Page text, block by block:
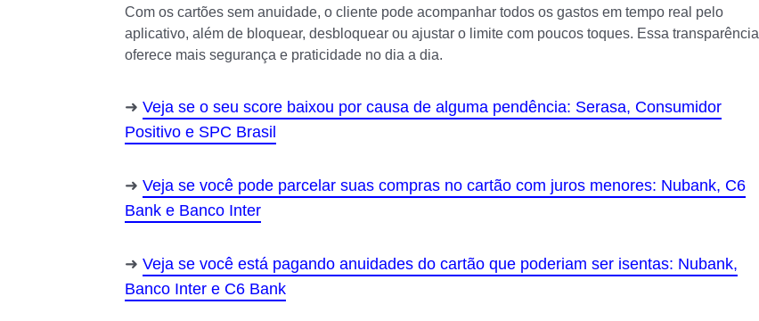
Com os cartões sem anuidade, o cliente pode acompanhar todos os gastos em tempo real pelo
aplicativo, além de bloquear, desbloquear ou ajustar o limite com poucos toques. Essa transparência
oferece mais segurança e praticidade no dia a dia.
Veja se o seu score baixou por causa de alguma pendência: Serasa, Consumidor
Positivo e SPC Brasil
Veja se você pode parcelar suas compras no cartão com juros menores: Nubank, C6
Bank e Banco Inter
Veja se você está pagando anuidades do cartão que poderiam ser isentas: Nubank,
Banco Inter e C6 Bank